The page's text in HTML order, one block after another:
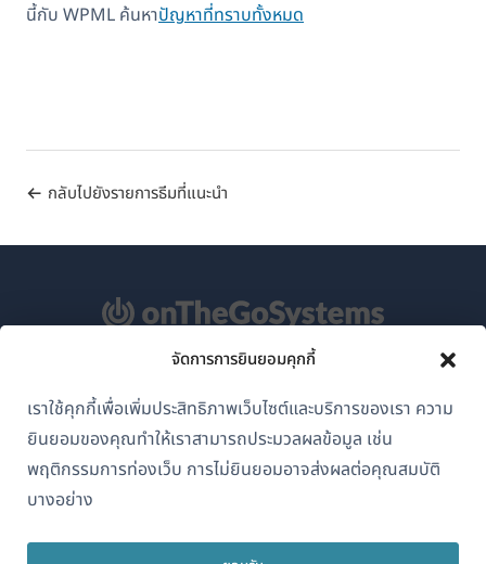
จัดการการยินยอมคุกกี้
เราใช้คุกกี้เพื่อเพิ่มประสิทธิภาพเว็บไซต์และบริการของเรา ความ
ยินยอมของคุณทำให้เราสามารถประมวลผลข้อมูล เช่น
พฤติกรรมการท่องเว็บ การไม่ยินยอมอาจส่งผลต่อคุณสมบัติ
บางอย่าง
นี้กับ WPML ค้นหาปัญหาที่ทราบทั้งหมด
กลับไปยังรายการธีมที่แนะนำ
GDPR และนโยบายความเป็นส่วนตัว
เข้าร่วมทีมของเรา(เปิด
ใน
ใน
ใน